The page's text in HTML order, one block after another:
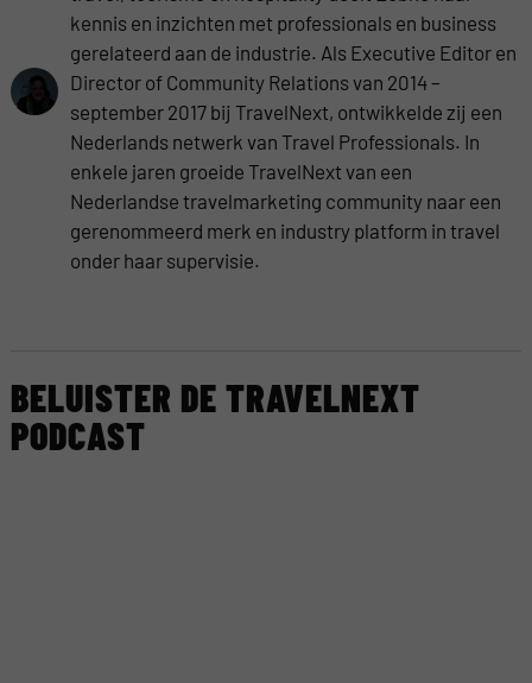
kennis en inzichten met professionals en business
gerelateerd aan de industrie. Als Executive Editor en
Director of Community Relations van 2014 –
september 2017 bij TravelNext, ontwikkelde zij een
Nederlands netwerk van Travel Professionals. In
enkele jaren groeide TravelNext van een
Nederlandse travelmarketing community naar een
gerenommeerd merk en industry platform in travel
onder haar supervisie.
BELUISTER DE TRAVELNEXT
PODCAST